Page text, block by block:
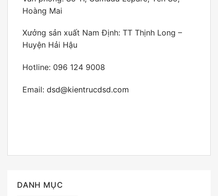
Hoàng Mai
Xưởng sản xuất Nam Định: TT Thịnh Long –
Huyện Hải Hậu
Hotline: 096 124 9008
Email: dsd@kientrucdsd.com
DANH MỤC